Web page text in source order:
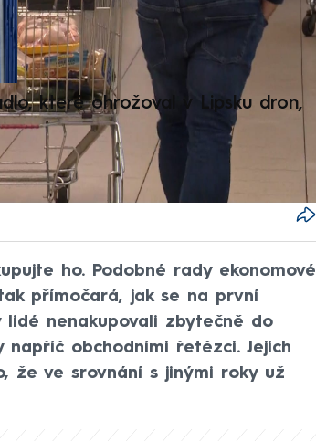
které ohrožoval v Lipsku dron,
ho. Podobné rady ekonomové
přímočará, jak se na první
nenakupovali zbytečně do
obchodními řetězci. Jejich
že ve srovnání s jinými roky už